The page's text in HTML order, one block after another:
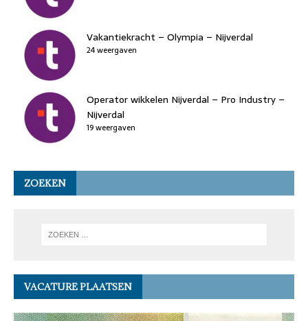
Vakantiekracht – Olympia – Nijverdal
24 weergaven
Operator wikkelen Nijverdal – Pro Industry –
Nijverdal
19 weergaven
ZOEKEN
VACATURE PLAATSEN